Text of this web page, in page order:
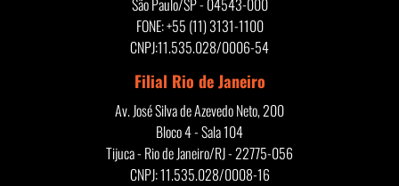
São Paulo/SP - 04543-000
FONE: +55 (11) 3131-1100
CNPJ:11.535.028/0006-54
Filial Rio de Janeiro
Av. José Silva de Azevedo Neto, 200
Bloco 4 - Sala 104
Tijuca - Rio de Janeiro/RJ - 22775-056
CNPJ: 11.535.028/0008-16